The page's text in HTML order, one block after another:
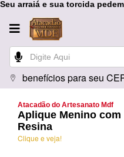
Seu arraiá e sua torcida
benefícios para seu
Atacadão do Artesanato Mdf
Aplique Menino com
Resina
Clique e veja!